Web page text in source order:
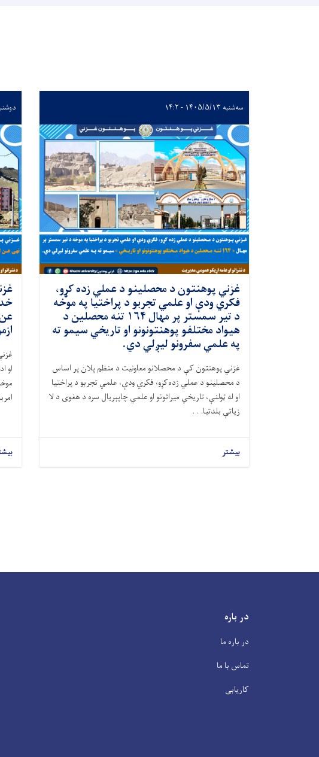
سه‌شنبه ۱۴۰۵/۵/۱۳ - ۱۴:۲
غزني پوهنتون د محصلینو د عملي زده کړو،
فکري ودې او علمي تجربو د پراختیا په موخه
د تیر سمستر پر مهال ۱۶۴ تنه محصلین د
هیواد مختلفو پوهنتونونو او تاریخي سیمو ته
په علمي سفرونو لیږلي دي.
غزني پوهنتون کې د محصلانو معاونیت د منظم پلان پر اساس
د محصلینو د عملي زده‌کړو، فکري ودې، علمي تجربو د پراختیا
او له ټولنې، تاریخي میراثونو او علمي چاپېریال سره د هغوی د لا
زیاتې بلدتیا. . .
بیشتر
دوشنبه ۱۴۰۵/۵/۱۲
او
در باره
در باره ما
تماس با ما
کاریابی